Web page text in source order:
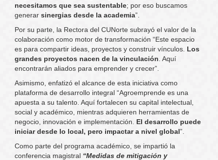
necesitamos que sea sustentable; por eso buscamos
generar sinergias desde la academia”.
Por su parte, la Rectora del CUNorte subrayó el valor de la
colaboración como motor de transformación “Este espacio
es para compartir ideas, proyectos y construir vínculos. Los
grandes proyectos nacen de la vinculación . Aquí
encontrarán aliados para emprender y crecer”.
Asimismo, enfatizó el alcance de esta iniciativa como
plataforma de desarrollo integral “Agroemprende es una
apuesta a su talento. Aquí fortalecen su capital intelectual,
social y académico, mientras adquieren herramientas de
negocio, innovación e implementación. El desarrollo puede
iniciar desde lo local, pero impactar a nivel global”.
Como parte del programa académico, se impartió la
conferencia magistral “Medidas de mitigación y